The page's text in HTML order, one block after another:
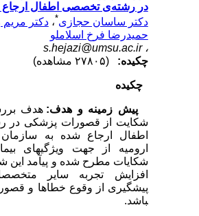
در رشته‌ی تخصصی اطفال ارجاع
دکتر ساسان حجازی*،دکتر مریم
حمیدرضا فرخ اسلاملو
s.hejazi@umsu.ac.ir
چکیده:
چکیده
پیش زمینه و هدف:هدف
شکایت از قصورات پزشکی در
اطفال ارجاع شده به سازمان
ارومیه از جهت ویژگی­های
شکایات مطرح شده و پی­آمد این
افزایش تجربه سایر
پیشگیری از وقوع خطاها و
باشد.